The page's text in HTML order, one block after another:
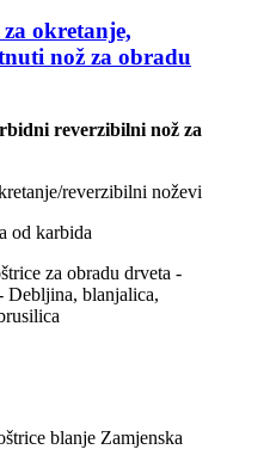
okretanje,
nož za obradu
reverzibilni nož za
reverzibilni noževi
od karbida
za obradu drveta -
Debljina, blanjalica,